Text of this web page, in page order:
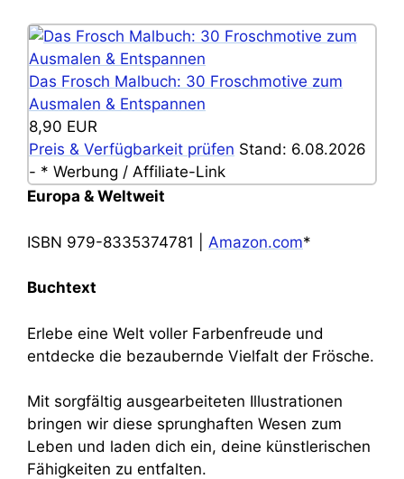
Das Frosch Malbuch: 30 Froschmotive zum
Ausmalen & Entspannen
8,90 EUR
Preis & Verfügbarkeit prüfen Stand: 6.08.2026
- * Werbung / Affiliate-Link
Europa & Weltweit
ISBN 979-8335374781 | Amazon.com*
Buchtext
Erlebe eine Welt voller Farbenfreude und
entdecke die bezaubernde Vielfalt der Frösche.
Mit sorgfältig ausgearbeiteten Illustrationen
bringen wir diese sprunghaften Wesen zum
Leben und laden dich ein, deine künstlerischen
Fähigkeiten zu entfalten.